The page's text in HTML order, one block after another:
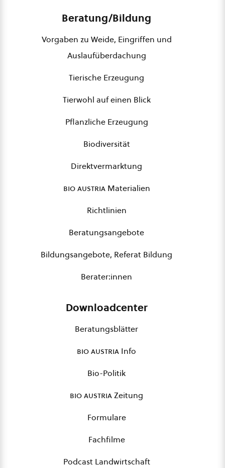
Beratung/Bildung
Vorgaben zu Weide, Eingriffen und
Auslaufüberdachung
Tierische Erzeugung
Tierwohl auf einen Blick
Pflanzliche Erzeugung
Biodiversität
Direktvermarktung
bio austriaMaterialien
Richtlinien
Beratungsangebote
Bildungsangebote, Referat Bildung
Berater:innen
Downloadcenter
Beratungsblätter
bio austria Info
Bio-Politik
bio austriaZeitung
Formulare
Fachfilme
Podcast Landwirtschaft